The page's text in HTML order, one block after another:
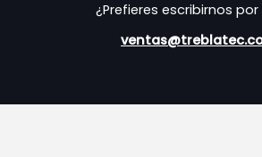
¿Prefieres escribirnos por